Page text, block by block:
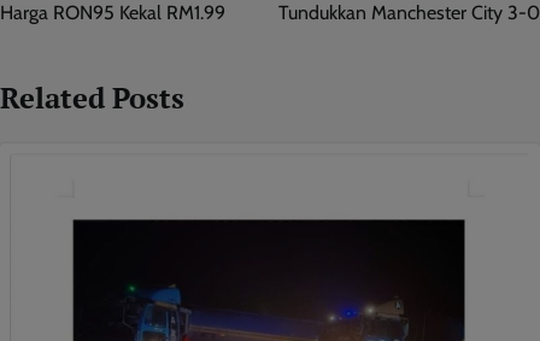
Harga RON95 Kekal RM1.99
Tundukkan Manchester City 3-0
Related Posts